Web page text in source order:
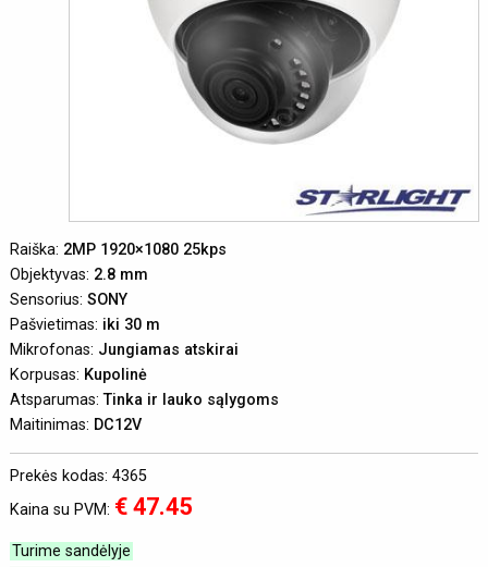
Raiška: 2MP 1920×1080 25kps
Objektyvas: 2.8 mm
Sensorius: SONY
Pašvietimas: iki 30 m
Mikrofonas: Jungiamas atskirai
Korpusas: Kupolinė
Atsparumas:Tinka ir lauko sąlygoms
Maitinimas: DC12V
Prekės kodas: 4365
Kaina su PVM: € 47.45
Turime sandėlyje